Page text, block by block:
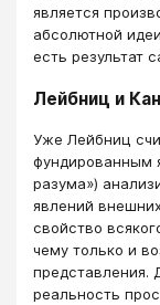
является
абсолютной
есть результат
Лейбниц и
Уже Лейбниц
фундированным
разума»)
явлений
свойство
чему только и
представления.
реальность